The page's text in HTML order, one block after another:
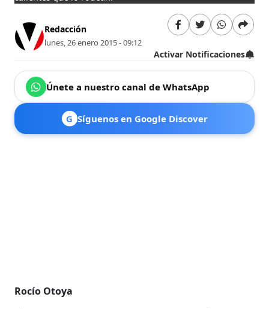
Redacción
lunes, 26 enero 2015 - 09:12
Activar Notificaciones
Únete a nuestro canal de WhatsApp
G Síguenos en Google Discover
Rocío Otoya